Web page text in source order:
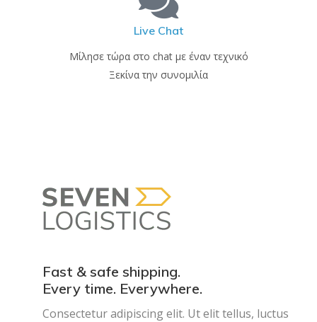
Live Chat
Μίλησε τώρα στο chat με έναν τεχνικό
Ξεκίνα την συνομιλία
Fast & safe shipping.
Every time. Everywhere.
Consectetur adipiscing elit. Ut elit tellus, luctus